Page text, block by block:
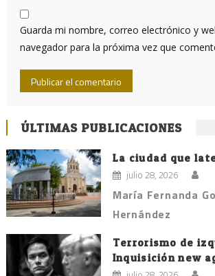
Guarda mi nombre, correo electrónico y
navegador para la próxima vez que
ÚLTIMAS PUBLICACIONES
La ciudad que
julio 28, 2026
María Fernanda
Hernández
Terrorismo de
Inquisición new